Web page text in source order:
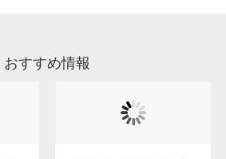
おすすめ情報